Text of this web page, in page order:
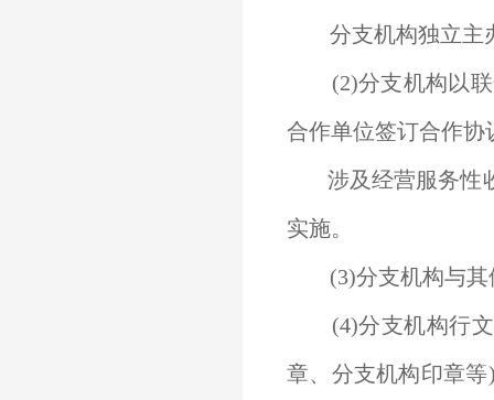
分支机构独立主
(2)分支机构以联
合作单位签订合作协
涉及经营服务性
实施。
(3)分支机构与其
(4)分支机构行文
章、分支机构印章